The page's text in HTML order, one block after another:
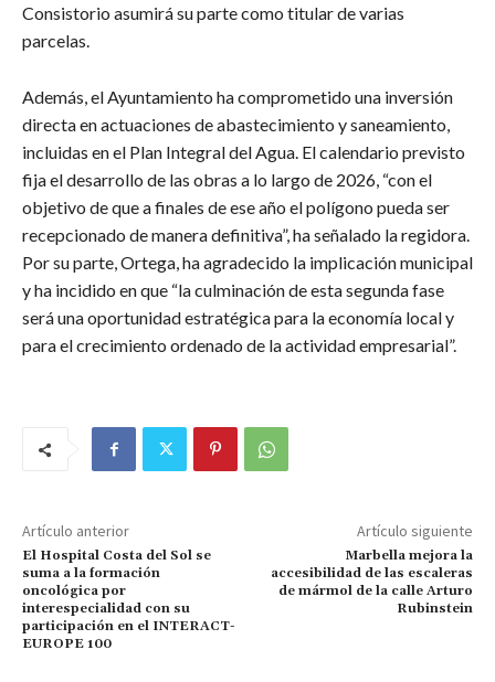
Consistorio asumirá su parte como titular de varias
parcelas.
Además, el Ayuntamiento ha comprometido una inversión
directa en actuaciones de abastecimiento y saneamiento,
incluidas en el Plan Integral del Agua. El calendario previsto
fija el desarrollo de las obras a lo largo de 2026, “con el
objetivo de que a finales de ese año el polígono pueda ser
recepcionado de manera definitiva”, ha señalado la regidora.
Por su parte, Ortega, ha agradecido la implicación municipal
y ha incidido en que “la culminación de esta segunda fase
será una oportunidad estratégica para la economía local y
para el crecimiento ordenado de la actividad empresarial”.
Artículo anterior
El Hospital Costa del Sol se
suma a la formación
oncológica por
interespecialidad con su
participación en el INTERACT-
EUROPE 100
Artículo siguiente
Marbella mejora la
accesibilidad de las escaleras
de mármol de la calle Arturo
Rubinstein